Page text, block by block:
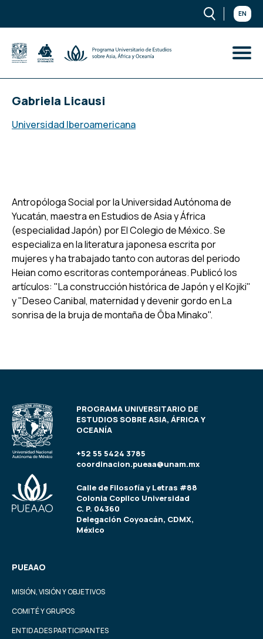
EN
Gabriela Licausi
Universidad Iberoamericana
Antropóloga Social por la Universidad Autónoma de
Yucatán, maestra en Estudios de Asia y África
(especialidad Japón) por El Colegio de México. Se
especializa en la literatura japonesa escrita por
mujeres y ha trabajado tanto con autoras del periodo
Heian como escritoras contemporáneas. Publicó los
artículos: "La construcción histórica de Japón y el Kojiki"
y "Deseo Canibal, maternidad y devenir gordo en La
sonrisa de la bruja de montaña de Ōba Minako".
PROGRAMA UNIVERSITARIO DE
ESTUDIOS SOBRE ASIA, ÁFRICA Y
OCEANÍA
+52 55 5424 3785
coordinacion.pueaa@unam.mx
Calle de Filosofía y Letras #88
Colonia Copilco Universidad
C. P. 04360
Delegación Coyoacán, CDMX,
México
PUEAAO
MISIÓN, VISIÓN Y OBJETIVOS
COMITÉ Y GRUPOS
ENTIDADES PARTICIPANTES